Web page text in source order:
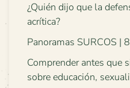
¿Quién dijo que la
acrítica?
Panoramas SURCOS |
Comprender antes que
sobre educación,